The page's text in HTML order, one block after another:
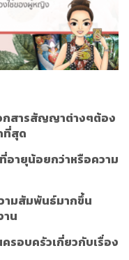
กสารสัญญาต่างๆต้อง
ที่สุด
อายุน้อยกว่าหรือความ
ามสัมพันธ์มากขึ้น
น
รอบครัวเกี่ยวกับเรื่อง